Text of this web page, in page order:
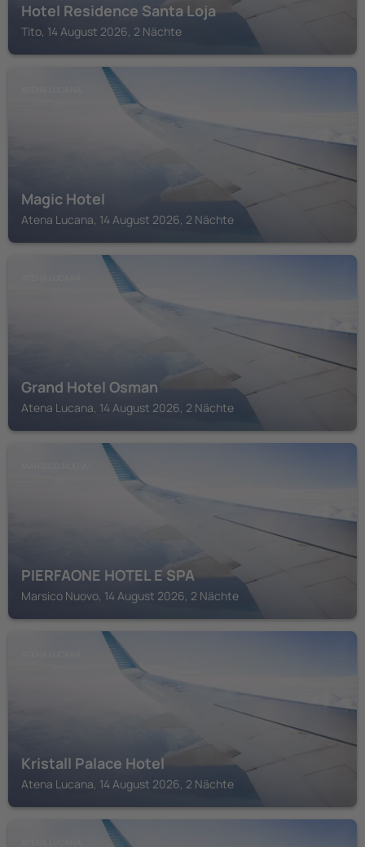
Hotel Residence Santa Loja
Tito, 14 August 2026, 2 Nächte
Magic Hotel
Atena Lucana, 14 August 2026, 2 Nächte
Grand Hotel Osman
Atena Lucana, 14 August 2026, 2 Nächte
PIERFAONE HOTEL E SPA
Marsico Nuovo, 14 August 2026, 2 Nächte
Kristall Palace Hotel
Atena Lucana, 14 August 2026, 2 Nächte